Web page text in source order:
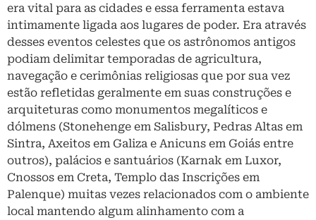
era vital para as cidades e essa ferramenta estava
intimamente ligada aos lugares de poder. Era através
desses eventos celestes que os astrônomos antigos
podiam delimitar temporadas de agricultura,
navegação e cerimônias religiosas que por sua vez
estão refletidas geralmente em suas construções e
arquiteturas como monumentos megalíticos e
dólmens (Stonehenge em Salisbury, Pedras Altas em
Sintra, Axeitos em Galiza e Anicuns em Goiás entre
outros), palácios e santuários (Karnak em Luxor,
Cnossos em Creta, Templo das Inscrições em
Palenque) muitas vezes relacionados com o ambiente
local mantendo algum alinhamento com a